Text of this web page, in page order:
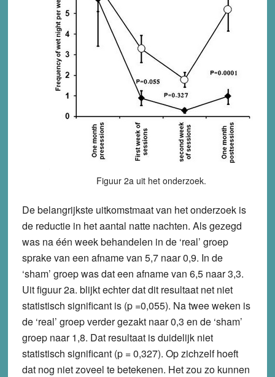
Figuur 2a uit het onderzoek.
De belangrijkste uitkomstmaat van het onderzoek is
de reductie in het aantal natte nachten. Als gezegd
was na één week behandelen in de ‘real’ groep
sprake van een afname van 5,7 naar 0,9. In de
‘sham’ groep was dat een afname van 6,5 naar 3,3.
Uit figuur 2a. blijkt echter dat dit resultaat net niet
statistisch significant is (p =0,055). Na twee weken is
de ‘real’ groep verder gezakt naar 0,3 en de ‘sham’
groep naar 1,8. Dat resultaat is duidelijk niet
statistisch significant (p = 0,327). Op zichzelf hoeft
dat nog niet zoveel te betekenen. Het zou zo kunnen